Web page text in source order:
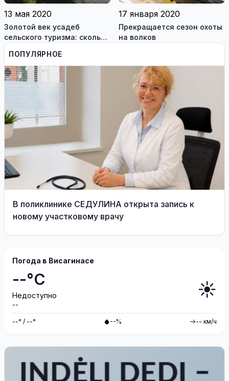
13 мая 2020
Золотой век усадеб
сельского туризма: сколько
стоит отдых в литовской
деревне
17 января 2020
Прекращается сезон охоты
на волков
ПОПУЛЯРНОЕ
В поликлинике СЕДУЛИНА открыта запись к
новому участковому врачу
Погода в Висагинасе
--°C
Недоступно
--
☀️
--° / --° --% -- км/ч